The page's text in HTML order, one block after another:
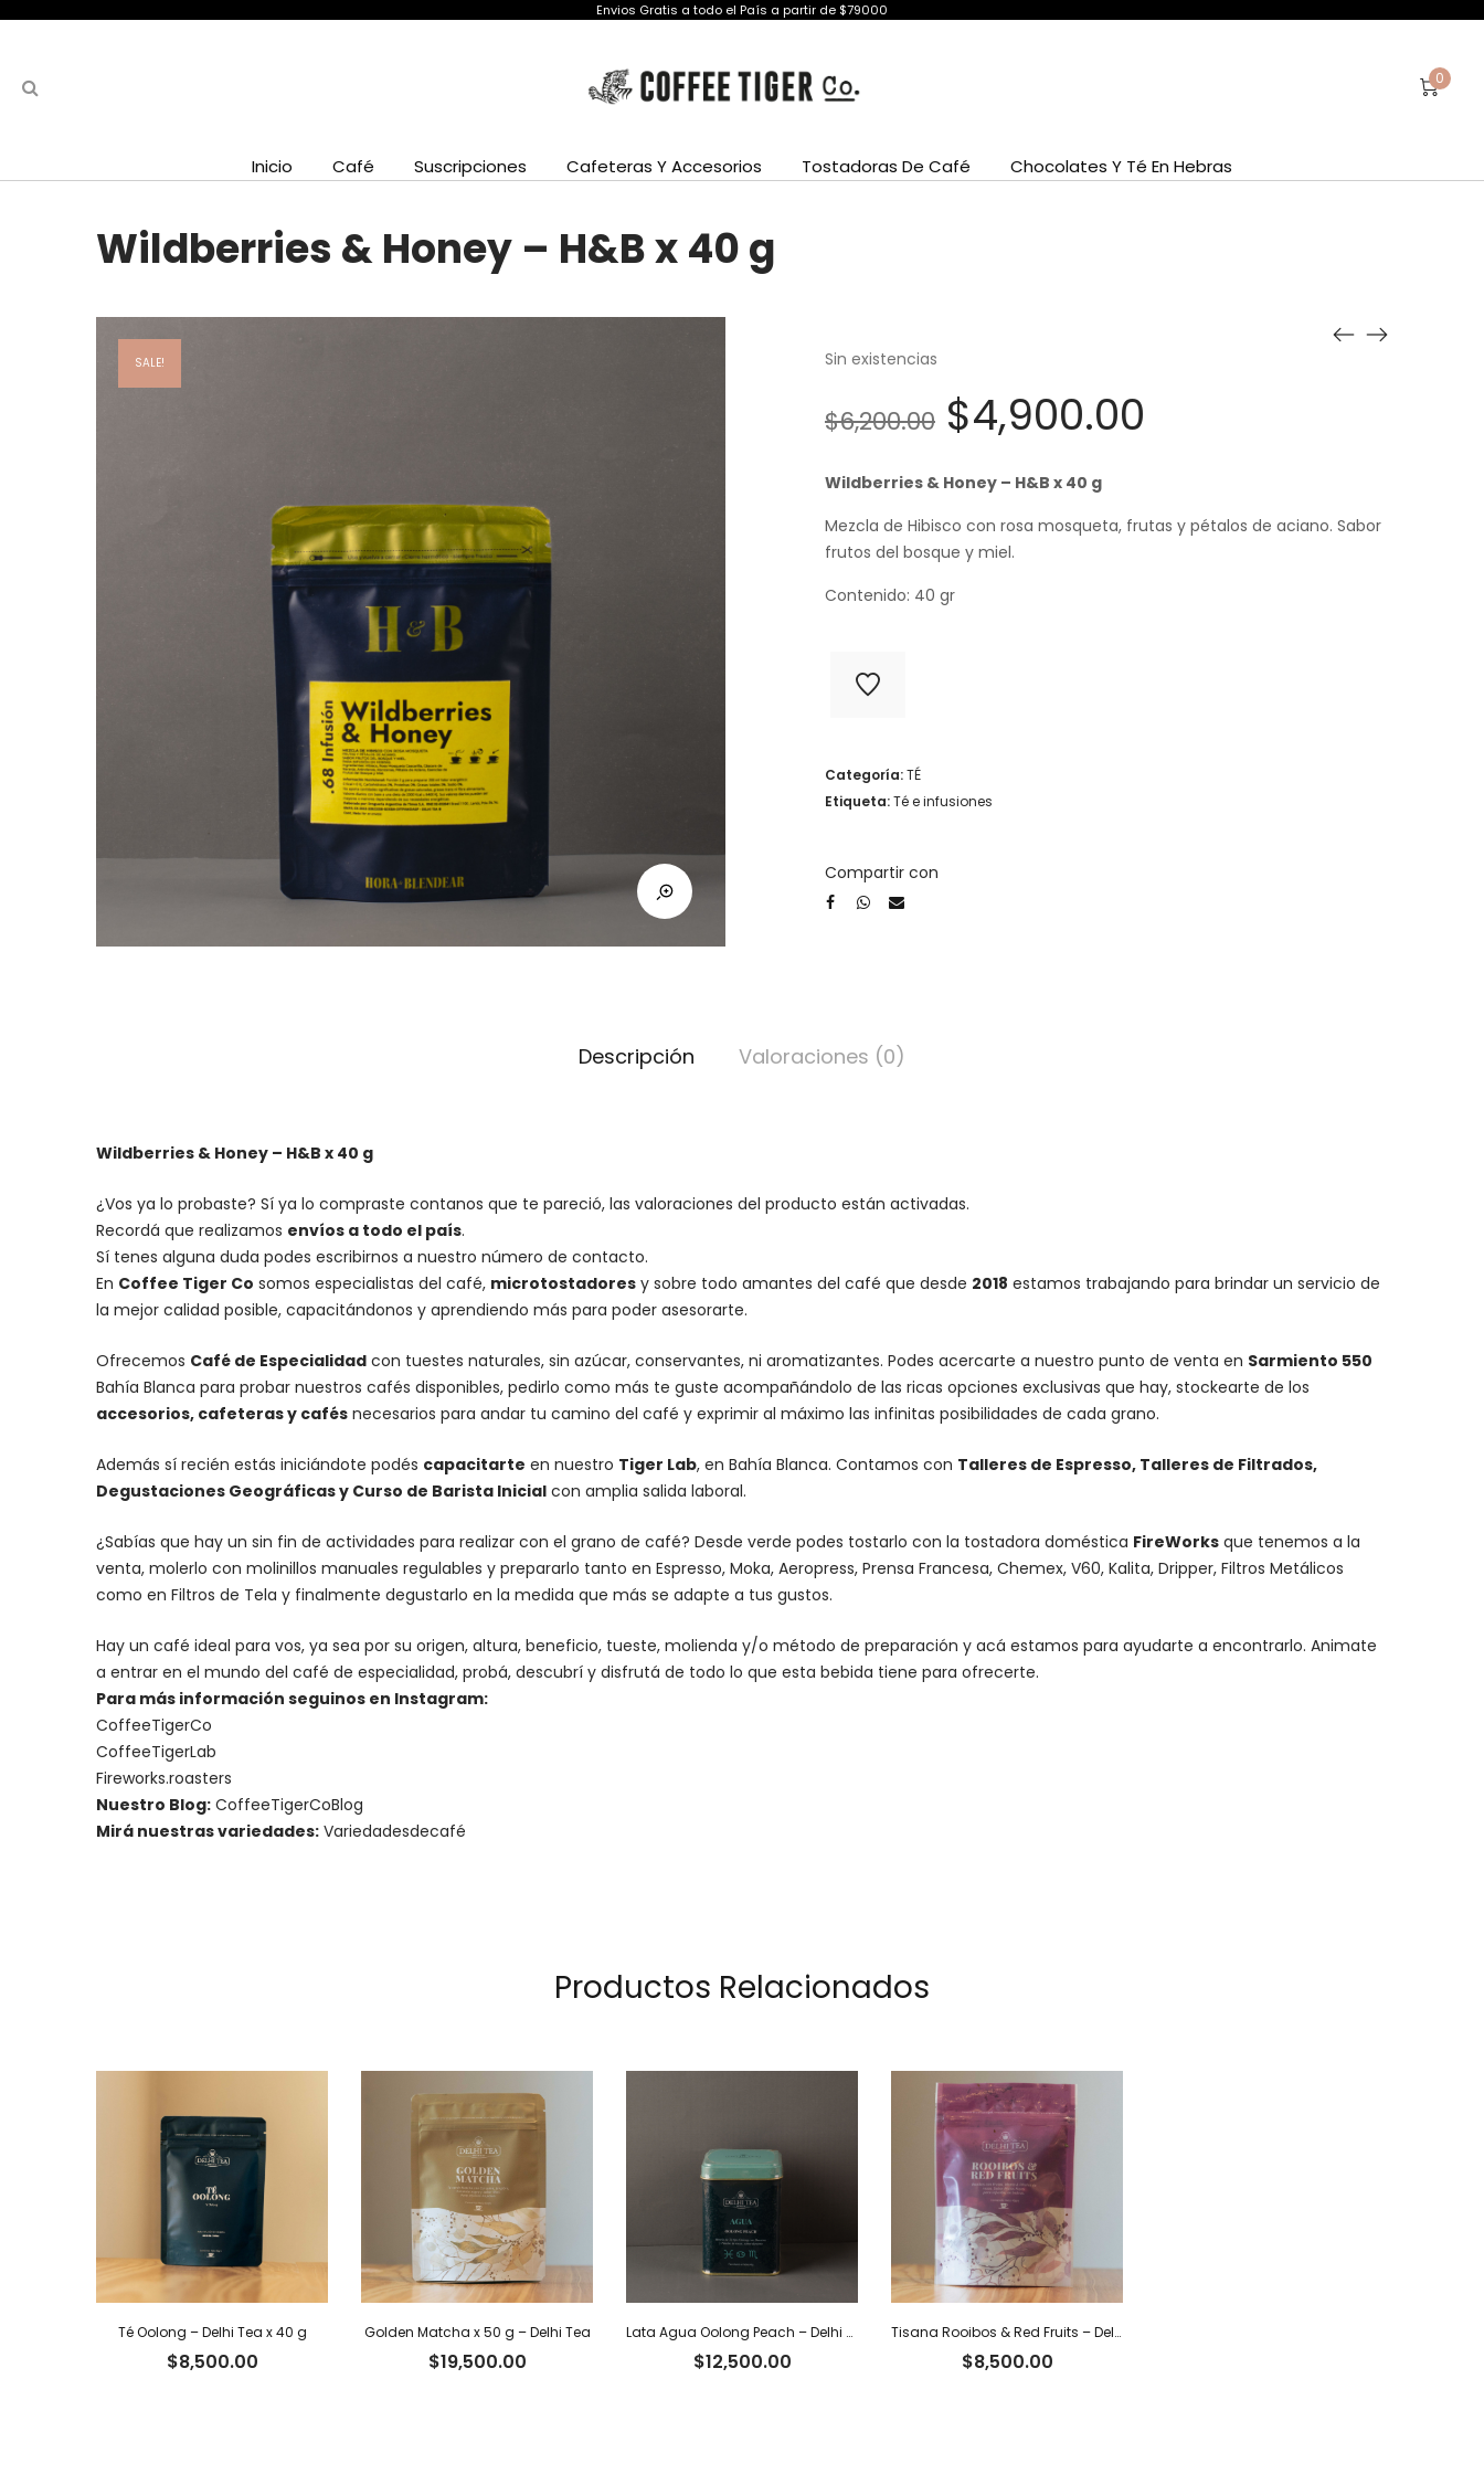
Envios Gratis a todo el País a partir de $79000
0
Inicio Café Suscripciones Cafeteras Y Accesorios Tostadoras De Café Chocolates Y Té En Hebras
Wildberries & Honey – H&B x 40 g
SALE! Sin existencias
$6,200.00 El
precio
original
era:
$6,200.00.
$4,900.00
es:
Wildberries & Honey – H&B x 40 g
Mezcla de Hibisco con rosa mosqueta, frutas y pétalos de aciano. Sabor
frutos del bosque y miel.
Contenido: 40 gr
Categoría:TÉ
Etiqueta:Té e infusiones
Compartir con
Descripción Valoraciones (0)
Wildberries & Honey – H&B x 40 g
¿Vos ya lo probaste? Sí ya lo compraste contanos que te pareció, las valoraciones del producto están activadas.
Recordá que realizamos envíos a todo el país.
Sí tenes alguna duda podes escribirnos a nuestro número de contacto.
En Coffee Tiger Co somos especialistas del café, microtostadores y sobre todo amantes del café que desde 2018 estamos trabajando para brindar un servicio de
la mejor calidad posible, capacitándonos y aprendiendo más para poder asesorarte.
Ofrecemos Café de Especialidad con tuestes naturales, sin azúcar, conservantes, ni aromatizantes. Podes acercarte a nuestro punto de venta en Sarmiento 550
Bahía Blanca para probar nuestros cafés disponibles, pedirlo como más te guste acompañándolo de las ricas opciones exclusivas que hay, stockearte de los
accesorios, cafeteras y cafés necesarios para andar tu camino del café y exprimir al máximo las infinitas posibilidades de cada grano.
Además sí recién estás iniciándote podés capacitarte en nuestro Tiger Lab, en Bahía Blanca. Contamos con Talleres de Espresso, Talleres de Filtrados,
Degustaciones Geográficas y Curso de Barista Inicial con amplia salida laboral.
¿Sabías que hay un sin fin de actividades para realizar con el grano de café? Desde verde podes tostarlo con la tostadora doméstica FireWorks que tenemos a la
venta, molerlo con molinillos manuales regulables y prepararlo tanto en Espresso, Moka, Aeropress, Prensa Francesa, Chemex, V60, Kalita, Dripper, Filtros Metálicos
como en Filtros de Tela y finalmente degustarlo en la medida que más se adapte a tus gustos.
Hay un café ideal para vos, ya sea por su origen, altura, beneficio, tueste, molienda y/o método de preparación y acá estamos para ayudarte a encontrarlo. Animate
a entrar en el mundo del café de especialidad, probá, descubrí y disfrutá de todo lo que esta bebida tiene para ofrecerte.
Para más información seguinos en Instagram:
CoffeeTigerCo
CoffeeTigerLab
Fireworks.roasters
Nuestro Blog: CoffeeTigerCoBlog
Mirá nuestras variedades: Variedadesdecafé
Productos Relacionados
Té Oolong – Delhi Tea x 40 g
$8,500.00
Golden Matcha x 50 g – Delhi Tea
$19,500.00
Lata Agua Oolong Peach – Delhi Tea x 40 g
$12,500.00
Tisana Rooibos & Red Fruits – Delhi Tea x 40 g
$8,500.00